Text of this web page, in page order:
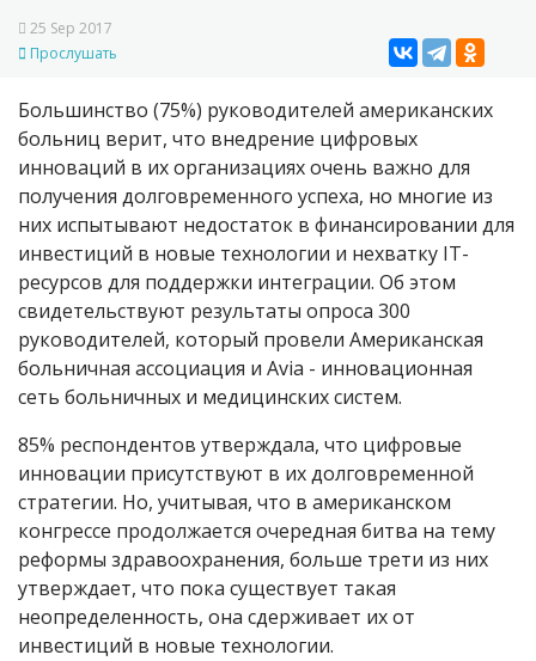
25 Sep 2017
Прослушать
Большинство (75%) руководителей американских
больниц верит, что внедрение цифровых
инноваций в их организациях очень важно для
получения долговременного успеха, но многие из
них испытывают недостаток в финансировании для
инвестиций в новые технологии и нехватку IT-
ресурсов для поддержки интеграции. Об этом
свидетельствуют результаты опроса 300
руководителей, который провели Американская
больничная ассоциация и Avia - инновационная
сеть больничных и медицинских систем.
85% респондентов утверждала, что цифровые
инновации присутствуют в их долговременной
стратегии. Но, учитывая, что в американском
конгрессе продолжается очередная битва на тему
реформы здравоохранения, больше трети из них
утверждает, что пока существует такая
неопределенность, она сдерживает их от
инвестиций в новые технологии.